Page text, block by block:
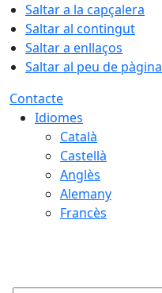
Saltar a la capçalera
Saltar al contingut
Saltar a enllaços
Saltar al peu de pàgina
Contacte
Idiomes
Català
Castellà
Anglès
Alemany
Francès